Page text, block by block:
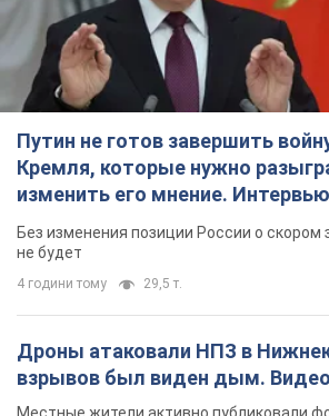
Дроны атаковали НПЗ в
взрывов был виден дым. Видео
Местные жители активно публиковали
3 години тому
Украина готовит Чернобыль к
попытке вторжения со
медиа
Журналисты рассказали, что происходит
6 годин тому 17,7 т.